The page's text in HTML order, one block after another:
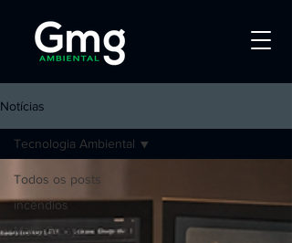
Notícias
Todos os posts
incêndios
Mato Grosso
Tecnologia Ambiental